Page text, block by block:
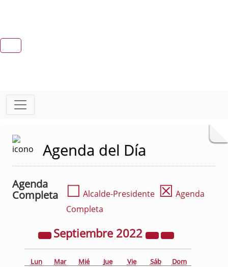
Agenda del Día
Agenda
Completa
☐ Alcalde-Presidente ☒ Agenda
Completa
Septiembre 2022
Lun Mar Mié Jue Vie Sáb Dom